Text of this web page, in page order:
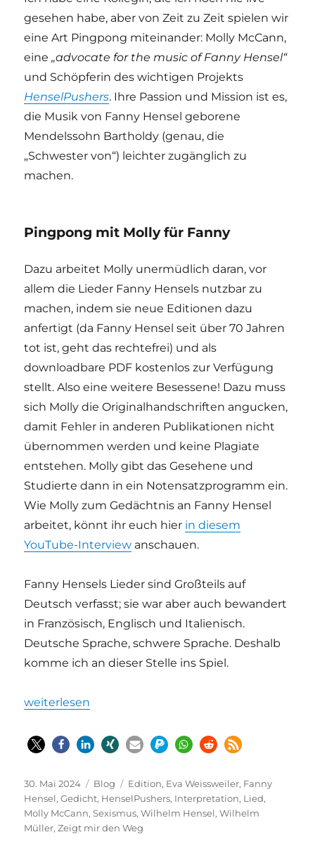
gesehen habe, aber von Zeit zu Zeit spielen wir
eine Art Pingpong miteinander: Molly McCann,
eine„advocate for the music of Fanny Hensel“
und Schöpferin des wichtigen Projekts
HenselPushers. Ihre Passion und Mission ist es,
die Musik von Fanny Hensel geborene
Mendelssohn Bartholdy (genau, die
„Schwester von“) leichter zugänglich zu
machen.
Pingpong mit Molly für Fanny
Dazu arbeitet Molly unermüdlich daran, vor
allem die Lieder Fanny Hensels nutzbar zu
machen, indem sie neue Editionen dazu
anfertigt (da Fanny Hensel seit über 70 Jahren
tot ist, geht das rechtefrei) und als
downloadbare PDF kostenlos zur Verfügung
stellt. Also eine weitere Besessene! Dazu muss
sich Molly die Originalhandschriften angucken,
damit Fehler in anderen Publikationen nicht
übernommen werden und keine Plagiate
entstehen. Molly gibt das Gesehene und
Studierte dann in ein Notensatzprogramm ein.
Wie Molly zum Gedächtnis an Fanny Hensel
arbeitet, könnt ihr euch hier in diesem
YouTube-Interview anschauen.
Fanny Hensels Lieder sind Großteils auf
Deutsch verfasst; sie war aber auch bewandert
in Französisch, Englisch und Italienisch.
Deutsche Sprache, schwere Sprache. Deshalb
komme ich an dieser Stelle ins Spiel.
„Fanny Hensel – Antisexistin“
weiterlesen
Veröffentlicht
am
30. Mai 2024 Kategorien
Blog Schlagwörter
Edition, Eva Weissweiler, Fanny
Hensel,Gedicht, HenselPushers, Interpretation, Lied,
Molly McCann,Sexismus,Wilhelm Hensel,Wilhelm
Müller,Zeigt mir den Weg